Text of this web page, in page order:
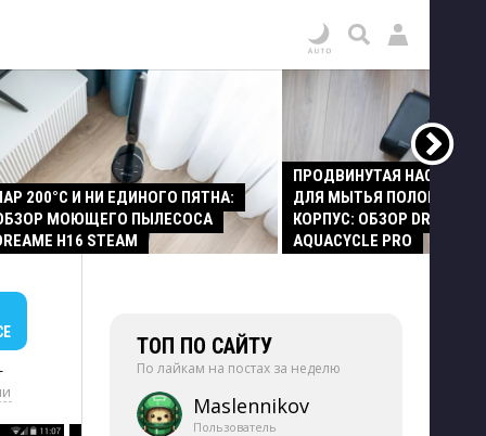
200°C И НИ ЕДИНОГО ПЯТНА:
МОЮЩЕГО ПЫЛЕСОСА
H16 STEAM
ПРОДВИНУТАЯ НАСАДКА
ДЛЯ МЫТЬЯ ПОЛОВ И
КОРПУС: ОБЗОР DREAME
AQUACYCLE PRO
ТОП ПО САЙТУ
По лайкам на постах за неделю
Maslennikov
Пользователь